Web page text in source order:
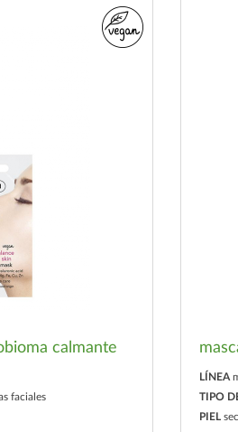
calmante
faciales
LÍNEA
TIPO
PIEL